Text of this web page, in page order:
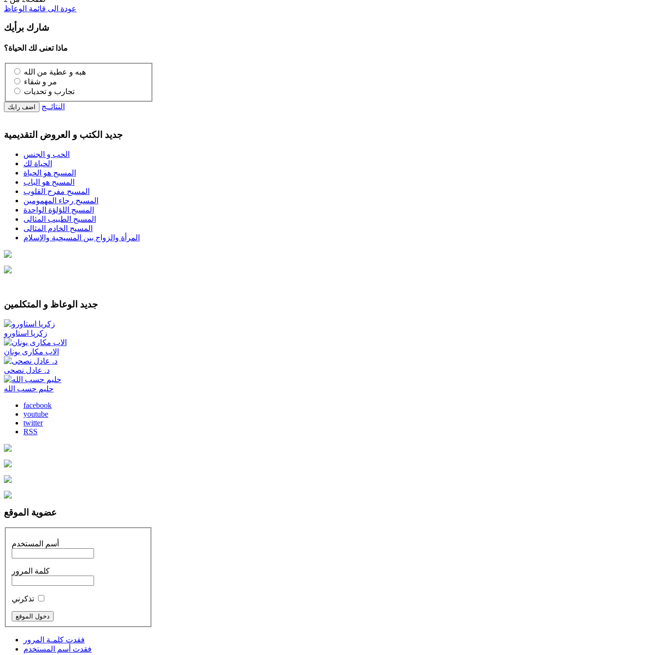
عودة الى قائمة الوعاظ
شارك برأيك
ماذا تعنى لك الحياة؟
النتائــج
جديد الكتب و العروض التقديمية
الحب و الجنس
الحياة لك
المسيح هو الحياة
المسيح هو الباب
المسيح مفرح القلوب
المسيح رجاء المهمومين
المسيح اللؤلؤة الواحدة
المسيح الطبيب المثالى
المسيح الخادم المثالى
المرأة والزواج بين المسيحية والإسلام
جديد الوعاظ و المتكلمين
زكريا استاورو
الاب مكارى يونان
د. عادل نصحى
حليم حسب الله
facebook
youtube
twitter
RSS
عضوية الموقع
أسم المستخدم
كلمة المرور
فقدت كلمـة المرور
فقدت أسم المستخدم